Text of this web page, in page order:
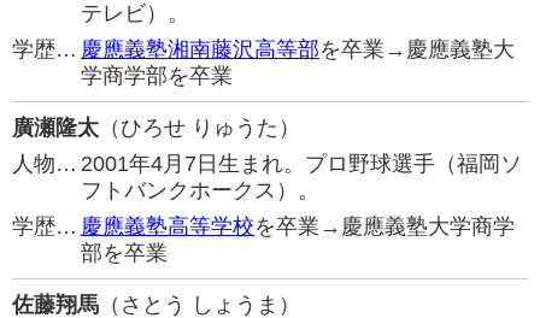
テレビ）。
学歴… 慶應義塾湘南藤沢高等部を卒業→慶應義塾大
学商学部を卒業
廣瀬隆太 （ひろせ りゅうた）
人物… 2001年4月7日生まれ。プロ野球選手（福岡ソ
フトバンクホークス）。
学歴… 慶應義塾高等学校を卒業→慶應義塾大学商学
部を卒業
佐藤翔馬 （さとう しょうま）